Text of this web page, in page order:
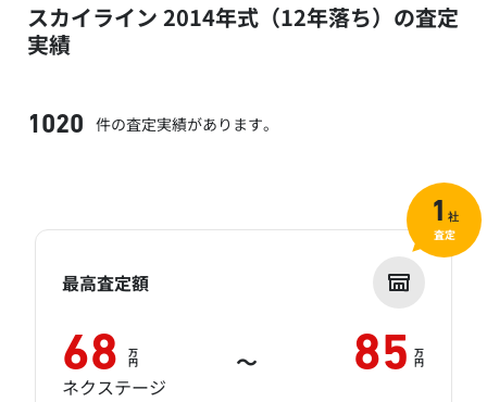
スカイライン 2014年式（12年落ち）の査定
実績
1020 件の査定実績があります。
最高査定額
68 万
円 ～ 85 万
円
ネクステージ
1 社
査定